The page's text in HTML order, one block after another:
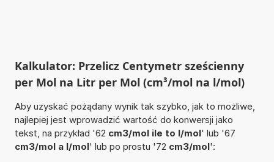
Kalkulator: Przelicz Centymetr sześcienny
per Mol na Litr per Mol (cm³/mol na l/mol)
Aby uzyskać pożądany wynik tak szybko, jak to możliwe,
najlepiej jest wprowadzić wartość do konwersji jako
tekst, na przykład '62 cm3/mol ile to l/mol' lub '67
cm3/mol a l/mol' lub po prostu '72 cm3/mol':